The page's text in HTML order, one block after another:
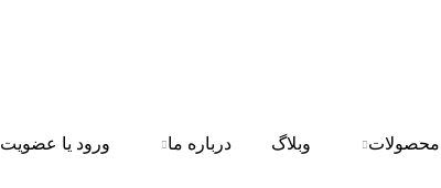
محصولات وبلاگ درباره ما ورود یا عضویت